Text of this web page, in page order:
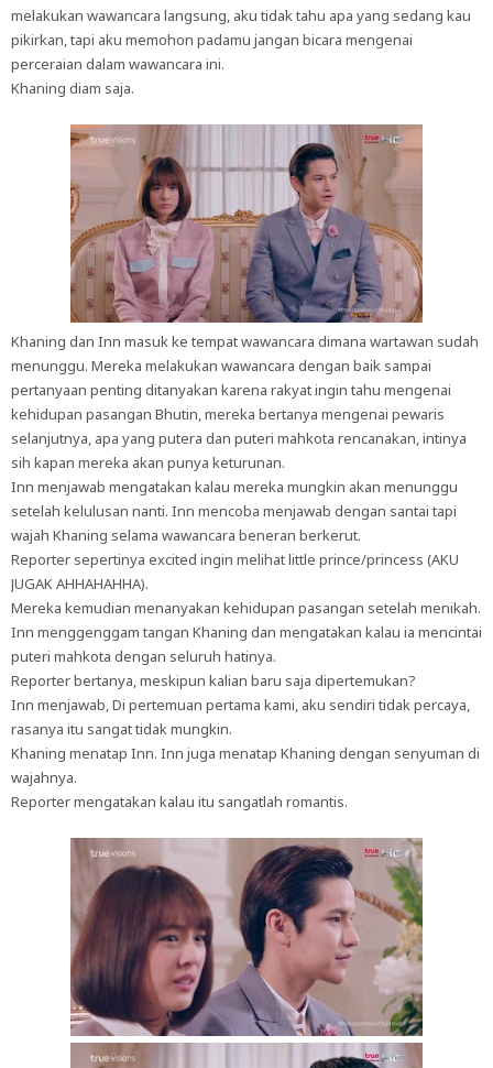
melakukan wawancara langsung, aku tidak tahu apa yang sedang kau
pikirkan, tapi aku memohon padamu jangan bicara mengenai
perceraian dalam wawancara ini.
Khaning diam saja.
Khaning dan Inn masuk ke tempat wawancara dimana wartawan sudah
menunggu. Mereka melakukan wawancara dengan baik sampai
pertanyaan penting ditanyakan karena rakyat ingin tahu mengenai
kehidupan pasangan Bhutin, mereka bertanya mengenai pewaris
selanjutnya, apa yang putera dan puteri mahkota rencanakan, intinya
sih kapan mereka akan punya keturunan.
Inn menjawab mengatakan kalau mereka mungkin akan menunggu
setelah kelulusan nanti. Inn mencoba menjawab dengan santai tapi
wajah Khaning selama wawancara beneran berkerut.
Reporter sepertinya excited ingin melihat little prince/princess (AKU
JUGAK AHHAHAHHA).
Mereka kemudian menanyakan kehidupan pasangan setelah menikah.
Inn menggenggam tangan Khaning dan mengatakan kalau ia mencintai
puteri mahkota dengan seluruh hatinya.
Reporter bertanya, meskipun kalian baru saja dipertemukan?
Inn menjawab, Di pertemuan pertama kami, aku sendiri tidak percaya,
rasanya itu sangat tidak mungkin.
Khaning menatap Inn. Inn juga menatap Khaning dengan senyuman di
wajahnya.
Reporter mengatakan kalau itu sangatlah romantis.